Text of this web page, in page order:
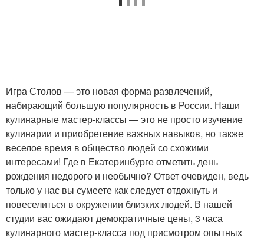
Игра Столов — это новая форма развлечений,
набирающий большую популярность в России. Наши
кулинарные мастер-классы — это не просто изучение
кулинарии и приобретение важных навыков, но также
веселое время в общество людей со схожими
интересами! Где в Екатеринбурге отметить день
рождения недорого и необычно? Ответ очевиден, ведь
только у нас вы сумеете как следует отдохнуть и
повеселиться в окружении близких людей. В нашей
студии вас ожидают демократичные цены, 3 часа
кулинарного мастер-класса под присмотром опытных